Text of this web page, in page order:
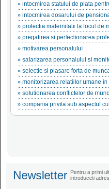
» intocmirea statului de plata
» intocmirea dosarului de
» protectia maternitatii la locul de
» pregatirea si perfectionarea
» motivarea personalului
» salarizarea personalului si
» selectie si plasare forta de
» monitorizarea relatiilor umane
» solutionarea conflictelor de
» compania privita sub aspectul
Newsletter Pentru a primi
introduceti